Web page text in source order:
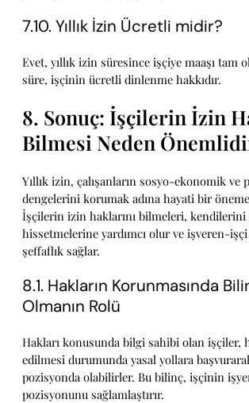
7.10. Yıllık İzin Ücretli midir?
Evet, yıllık izin süresince işçiye maaşı tam
süre, işçinin ücretli dinlenme hakkıdır.
8. Sonuç: İşçilerin İzin
Bilmesi Neden
Yıllık izin, çalışanların sosyo-ekonomik ve
dengelerini korumak adına hayati bir
İşçilerin izin haklarını bilmeleri, kendilerini
hissetmelerine yardımcı olur ve işveren-
şeffaflık sağlar.
8.1. Hakların Korunmasında
Olmanın Rolü
Hakları konusunda bilgi sahibi olan işçiler,
edilmesi durumunda yasal yollara
pozisyonda olabilirler. Bu bilinç, işçinin
pozisyonunu sağlamlaştırır.